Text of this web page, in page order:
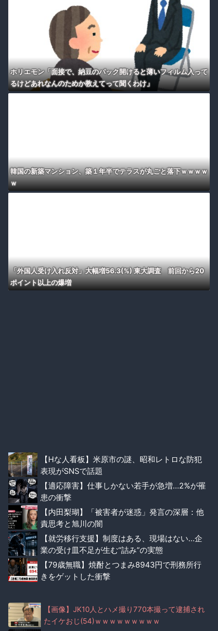
ホリエモン「面接で、納豆のパック開けると薄いフィルム入って
るけどあれなんのためか教えてって聞くわけ」
韓国の新築マンション、築１年半でテラスが丸ごと落下ｗｗｗｗ
ｗ
「外国人受け入れ反対」大幅増56.3(%) 東大調査 前回から20
ポイント以上の爆増
【Hな人看板】米原市の謎、昭和レトロな防犯
表現がSNSで話題
【適応障害】仕事しかない若手が急増…2%が罹
患の衝撃
【内田梨瑚】「被害者が迷惑」発言の深層：他
責思考と旭川の闇
【就労移行支援】制度はある、現場はない…企
業の受け皿不足が生む“詰み”の実態
【79歳無職】焼酎とつまみ8943円で刑務所行
きをゲットした衝撃
【画像】JK10人とハメ撮り770本撮って逮捕され
たイケおじ(54)ｗｗｗｗｗｗｗｗｗ